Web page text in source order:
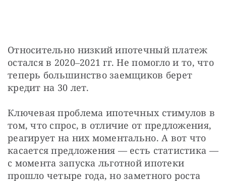
Относительно низкий ипотечный платеж
остался в 2020‒2021 гг. Не помогло и то, что
теперь большинство заемщиков берет
кредит на 30 лет.
Ключевая проблема ипотечных стимулов в
том, что спрос, в отличие от предложения,
реагирует на них моментально. А вот что
касается предложения — есть статистика —
с момента запуска льготной ипотеки
прошло четыре года, но заметного роста